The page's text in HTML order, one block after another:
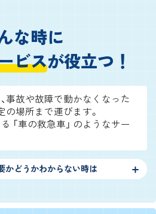
な時に
ビスが役立つ！
事故や故障で動かなくなった
の場所まで運びます。
「車の救急車」 のようなサー
かどうかわからない時は